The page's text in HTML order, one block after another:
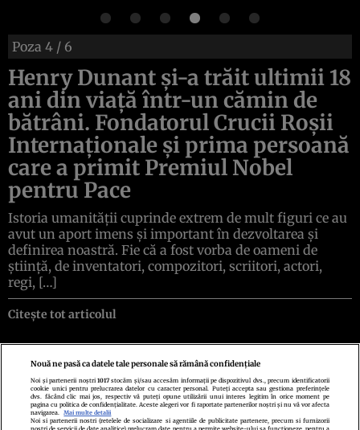
Poza 4 / 6
Henry Dunant și-a trăit ultimii 18
ani din viață într-un cămin de
bătrâni. Fondatorul Crucii Roșii
Internaționale și prima persoană
care a primit Premiul Nobel
pentru Pace
Istoria umanității cuprinde extrem de mult figuri ce au
avut un aport imens și important în dezvoltarea și
definirea noastră. Fie că a fost vorba de oameni de
știință, de inventatori, compozitori, scriitori, actori,
regi, […]
Citește tot articolul
Politica de confidenţialitate Politica de cookiesTermeni şi condiţii
Echipa redacționalăContactSetări Cookies
Nouă ne pasă ca datele tale personale să rămână confidențiale
Noi și partenerii noștri1017 stocăm și/sau accesăm informații pe dispozitivul dvs., precum identificatorii
cookie unici pentru prelucrarea datelor cu caracter personal. Puteți accepta sau gestiona preferințele
dvs. făcând clic mai jos, respectiv vă puteți opune utilizării unui interes legitim în orice moment pe
pagina cu politica de confidențialitate. Aceste alegeri vor fi raportate partenerilor noștri și nu vă vor afecta
navigarea.
Mai multe detalii
Noi si partenerii nostri (retelele de socializare si agentiile de publicitate partenere, precum si furnizorii
nostri de servicii de date analitice) prelucram date pentru a permite website-ului sa functioneze, pentru a